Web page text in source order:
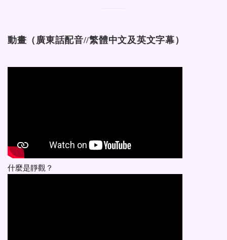
動畫（廣東話配音//繁體中文及英文字幕）
什麼是靜觀？